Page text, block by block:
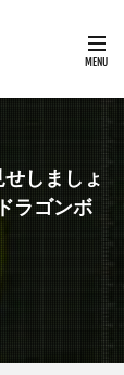
しましょ
ゴンボ